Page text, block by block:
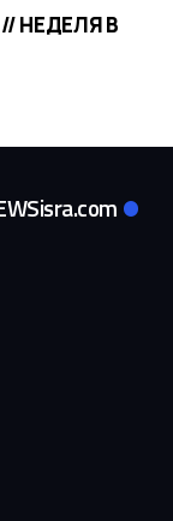
// НЕДЕЛЯ В